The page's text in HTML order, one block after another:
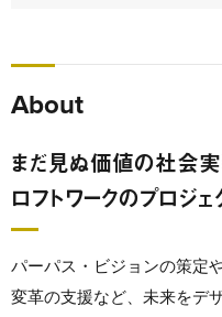
About
まだ見ぬ価値の社会
ロフトワークのプロジ
パーパス・ビジョンの策定
変革の支援など、未来をデ